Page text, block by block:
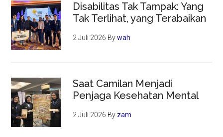
Disabilitas Tak Tampak: Yang
Tak Terlihat, yang Terabaikan
2 Juli 2026 Bywah
Saat Camilan Menjadi
Penjaga Kesehatan Mental
2 Juli 2026 By zam